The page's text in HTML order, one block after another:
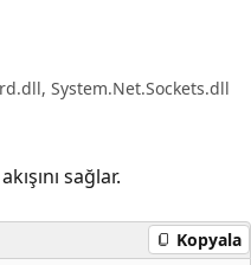
System.Net.Sockets.dll
sağlar.
Kopyala